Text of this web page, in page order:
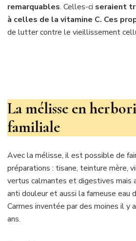
remarquables. Celles-ci seraient
à celles de la vitamine C. Ces
de lutter contre le vieillissement
La mélisse en
familiale
Avec la mélisse, il est possible de
préparations : tisane, teinture mère,
vertus calmantes et digestives mais
anti douleur et aussi la fameuse eau
Carmes inventée par des moines il y
ans.